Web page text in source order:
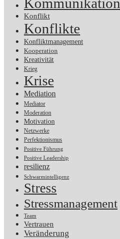
Konflikt
Konflikte
Konfliktmanagement
Kooperation
Kreativität
Krieg
Krise
Mediation
Mediator
Moderation
Motivation
Netzwerke
Perfektionismus
Positive Führung
Positive Leadership
resilienz
Schwarmintelligenz
Stress
Stressmanagement
Team
Vertrauen
Veränderung